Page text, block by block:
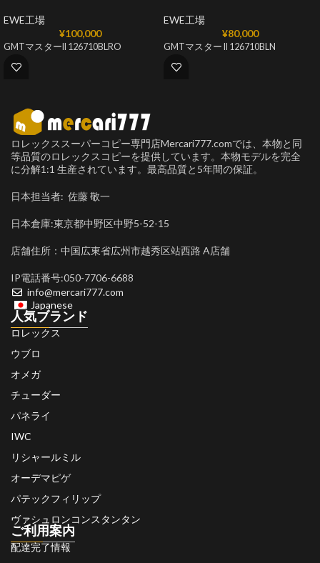
EWE工場
¥100,000
GMTマスターII 126710BLRO
EWE工場
¥80,000
GMTマスター II 126710BLN
ロレックススーパーコピー専門店Mercari777.comでは、本物と同
等品質のロレックスコピーを提供しています。本物モデルを完全
に分解1:1 生産されています。最高品質と5年間の保証。
日本担当者: 佐藤 敬一
日本倉庫:東京都中野区中野5-52-15
店舗住所：中国広東省広州市越秀区站西路 A店舗
IP電話番号:050-7706-6688
info@mercari777.com
Japanese
人気ブランド
ロレックス
ウブロ
オメガ
チューダー
パネライ
IWC
リシャールミル
オーデマピゲ
パテックフィリップ
ヴァシュロンコンスタンタン
ご利用案内
配達完了情報